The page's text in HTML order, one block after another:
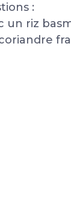
:
un riz